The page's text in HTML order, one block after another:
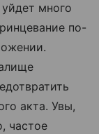
много
по-
акта. Увы,
частое